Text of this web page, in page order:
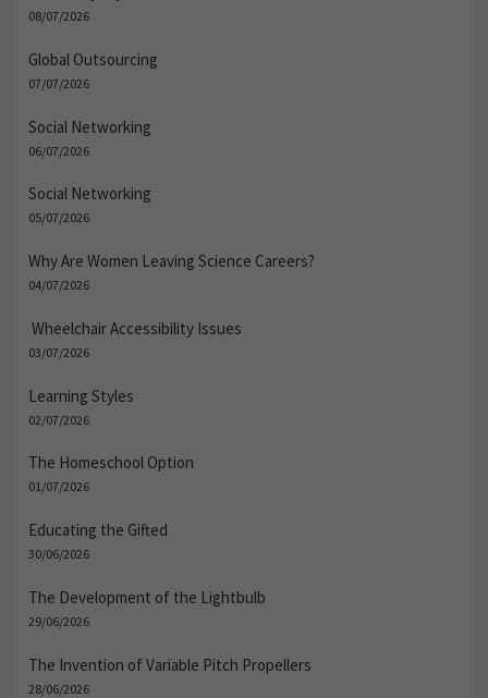
08/07/2026
Global Outsourcing
07/07/2026
Social Networking
06/07/2026
Social Networking
05/07/2026
Why Are Women Leaving Science Careers?
04/07/2026
Wheelchair Accessibility Issues
03/07/2026
Learning Styles
02/07/2026
The Homeschool Option
01/07/2026
Educating the Gifted
30/06/2026
The Development of the Lightbulb
29/06/2026
The Invention of Variable Pitch Propellers
28/06/2026